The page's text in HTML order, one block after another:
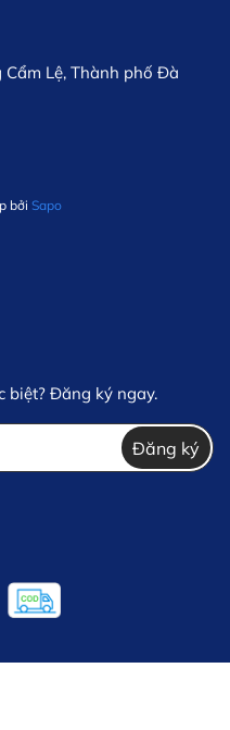
Lệ, Thành phố Đà
bởi Sapo
biệt? Đăng ký ngay.
Đăng ký